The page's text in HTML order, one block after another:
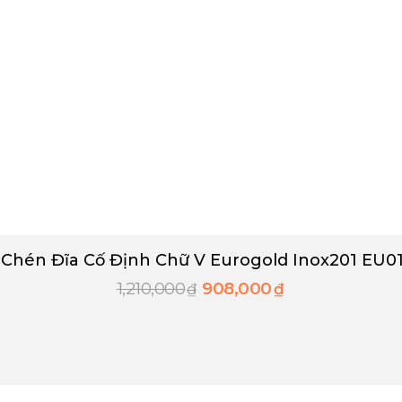
Đĩa Cố Định Chữ V Eurogold Inox201
1,210,000₫ 908,000₫